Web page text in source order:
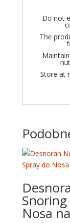
Do not
The
Store at
Nosa